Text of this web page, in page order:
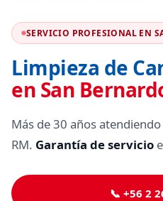
SERVICIO PROFESIONAL EN
Limpieza de
en San
Más de 30 años
RM. Garantía de servicio
📞 +56 2